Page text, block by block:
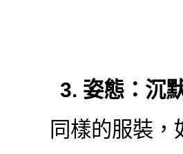
3. 姿態：沉
同樣的服裝，